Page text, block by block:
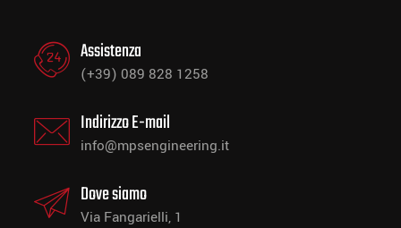
Assistenza
(+39) 089 828 1258
Indirizzo E-mail
info@mpsengineering.it
Dove siamo
Via Fangarielli, 1